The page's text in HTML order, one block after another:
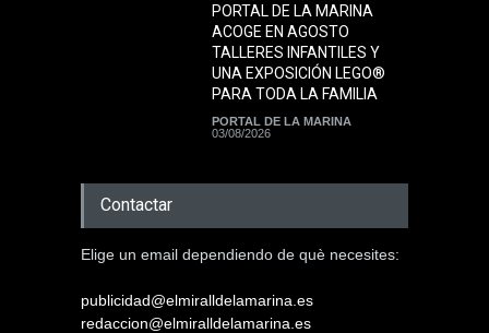
PORTAL DE LA MARINA
ACOGE EN AGOSTO
TALLERES INFANTILES Y
UNA EXPOSICIÓN LEGO®
PARA TODA LA FAMILIA
PORTAL DE LA MARINA
03/08/2026
Contactar
Elige un email dependiendo de què necesites:
publicidad@elmiralldelamarina.es
redaccion@elmiralldelamarina.es